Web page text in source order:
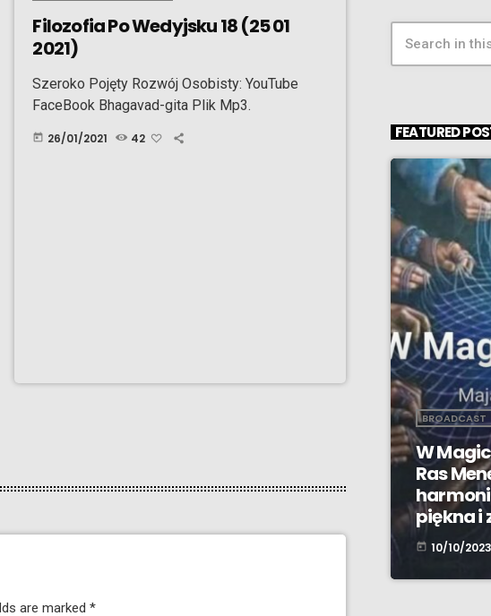
Filozofia Po Wedyjsku 18 (25 01
2021)
Szeroko Pojęty Rozwój Osobisty: YouTube
FaceBook Bhagavad-gita Plik Mp3.
today 26/01/2021 42
are marked *
FEATURED
BROADCAST
W
Ras
piękna i
today 10/10/2023